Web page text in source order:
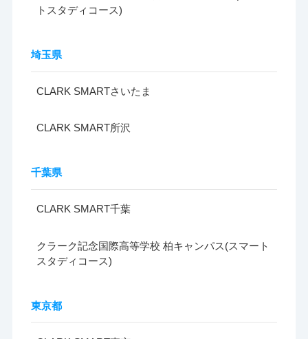
トスタディコース)
埼玉県
CLARK SMARTさいたま
CLARK SMART所沢
千葉県
CLARK SMART千葉
クラーク記念国際高等学校 柏キャンパス(スマート
スタディコース)
東京都